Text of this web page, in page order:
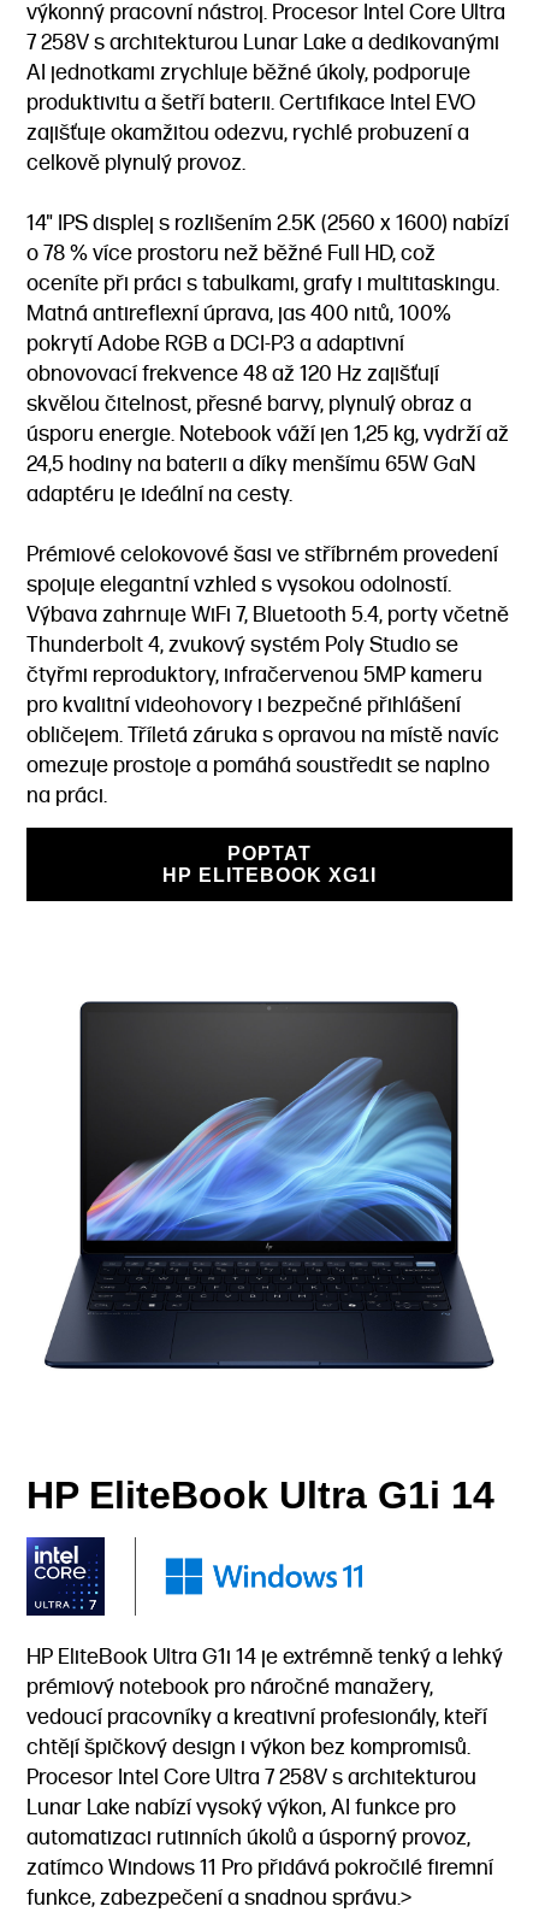
výkonný pracovní nástroj. Procesor Intel Core Ultra
7 258V s architekturou Lunar Lake a dedikovanými
AI jednotkami zrychluje běžné úkoly, podporuje
produktivitu a šetří baterii. Certifikace Intel EVO
zajišťuje okamžitou odezvu, rychlé probuzení a
celkově plynulý provoz.
14" IPS displej s rozlišením 2.5K (2560 x 1600) nabízí
o 78 % více prostoru než běžné Full HD, což
oceníte při práci s tabulkami, grafy i multitaskingu.
Matná antireflexní úprava, jas 400 nitů, 100%
pokrytí Adobe RGB a DCI-P3 a adaptivní
obnovovací frekvence 48 až 120 Hz zajišťují
skvělou čitelnost, přesné barvy, plynulý obraz a
úsporu energie. Notebook váží jen 1,25 kg, vydrží až
24,5 hodiny na baterii a díky menšímu 65W GaN
adaptéru je ideální na cesty.
Prémiové celokovové šasi ve stříbrném provedení
spojuje elegantní vzhled s vysokou odolností.
Výbava zahrnuje WiFi 7, Bluetooth 5.4, porty včetně
Thunderbolt 4, zvukový systém Poly Studio se
čtyřmi reproduktory, infračervenou 5MP kameru
pro kvalitní videohovory i bezpečné přihlášení
obličejem. Tříletá záruka s opravou na místě navíc
omezuje prostoje a pomáhá soustředit se naplno
na práci.
POPTAT
HP ELITEBOOK XG1I
HP EliteBook Ultra G1i 14
HP EliteBook Ultra G1i 14 je extrémně tenký a lehký
prémiový notebook pro náročné manažery,
vedoucí pracovníky a kreativní profesionály, kteří
chtějí špičkový design i výkon bez kompromisů.
Procesor Intel Core Ultra 7 258V s architekturou
Lunar Lake nabízí vysoký výkon, AI funkce pro
automatizaci rutinních úkolů a úsporný provoz,
zatímco Windows 11 Pro přidává pokročilé firemní
funkce, zabezpečení a snadnou správu.>